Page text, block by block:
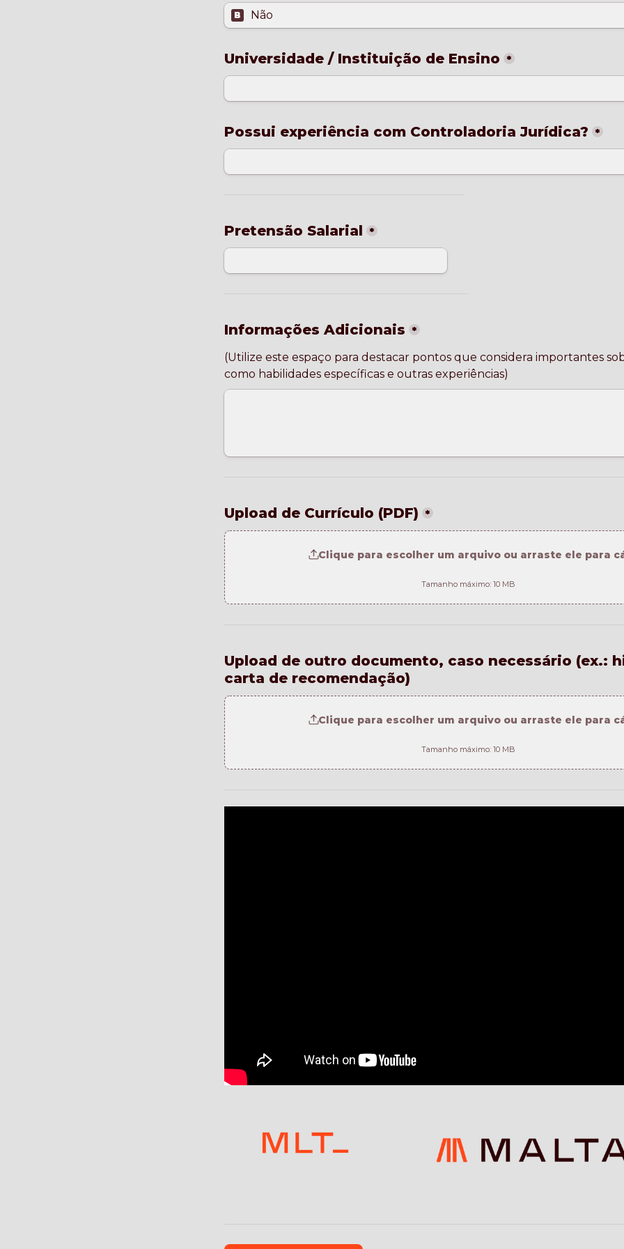
B Não
*
Possui experiência com Controladoria Jurídica? *
Pretensão Salarial *
Informações Adicionais *
(Utilize este espaço para destacar pontos que considera importantes
Upload de Currículo (PDF) *
Clique para escolher um arquivo ou arraste ele para
Tamanho máximo: 10 MB
Upload de outro documento, caso necessário (ex.:
carta de recomendação)
Clique para escolher um arquivo ou arraste ele para
Tamanho máximo: 10 MB